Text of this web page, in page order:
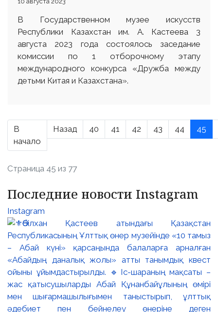
В Государственном музее искусств
Республики Казахстан им. А. Кастеева 3
августа 2023 года состоялось заседание
комиссии по 1 отборочному этапу
международного конкурса «Дружба между
детьми Китая и Казахстана».
В
начало
Назад 40 41 42 43 44 45
Страница 45 из 77
Последние новости Instagram
Instagram